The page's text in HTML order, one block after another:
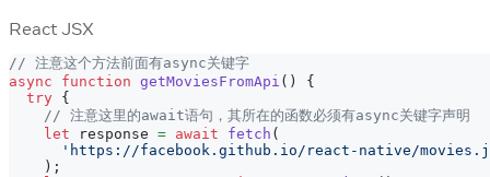
React JSX
// 注意这个方法前面有async关键字
async
function getMoviesFromApi ( )
{
try {
// 注意这里的await语句，其所在的函数必须有async关键字声明
let response = await fetch (
'https://facebook.github.io/react-native/
) ;